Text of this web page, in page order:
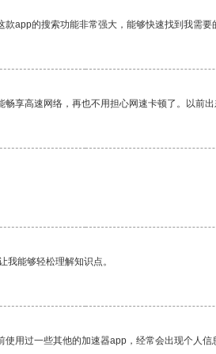
app的搜索功能非常强大，能够快速找到我需要
享高速网络，再也不用担心网速卡顿了。以前
能够轻松理解知识点。
用过一些其他的加速器app，经常会出现个人信